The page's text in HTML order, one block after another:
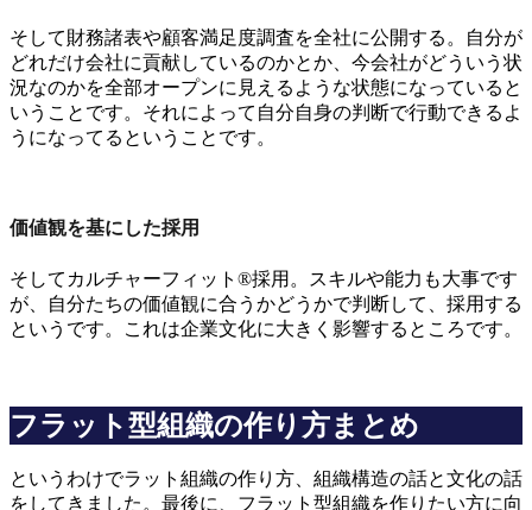
そして財務諸表や顧客満足度調査を全社に公開する。自分が
どれだけ会社に貢献しているのかとか、今会社がどういう状
況なのかを全部オープンに見えるような状態になっていると
いうことです。それによって自分自身の判断で行動できるよ
うになってるということです。
価値観を基にした採用
そしてカルチャーフィット®採用。スキルや能力も大事です
が、自分たちの価値観に合うかどうかで判断して、採用する
というです。これは企業文化に大きく影響するところです。
フラット型組織の作り方まとめ
というわけでラット組織の作り方、組織構造の話と文化の話
をしてきました。最後に、フラット型組織を作りたい方に向